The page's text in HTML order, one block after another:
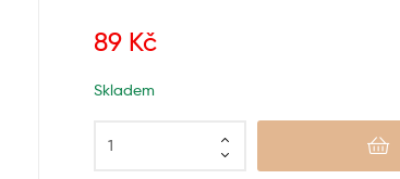
89 Kč
Skladem